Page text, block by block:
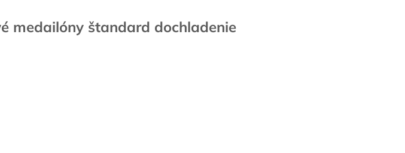
medailóny štandard dochladenie